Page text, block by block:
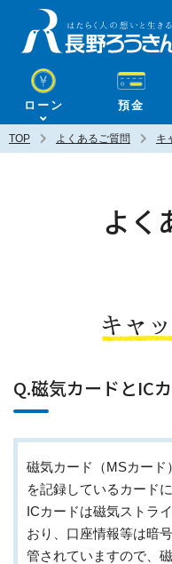
ローン 預金
TOP よくあるご質問
よく
キャ
Q.磁気カードとIC
磁気カード（MSカー
を記録しているカードに
ICカードは磁気ストラ
おり、口座情報等は暗
管されていますので、